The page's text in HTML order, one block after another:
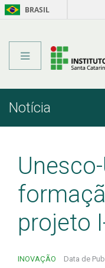
BRASIL
NotíciaInício
projeto
INOVAÇÃO Data de